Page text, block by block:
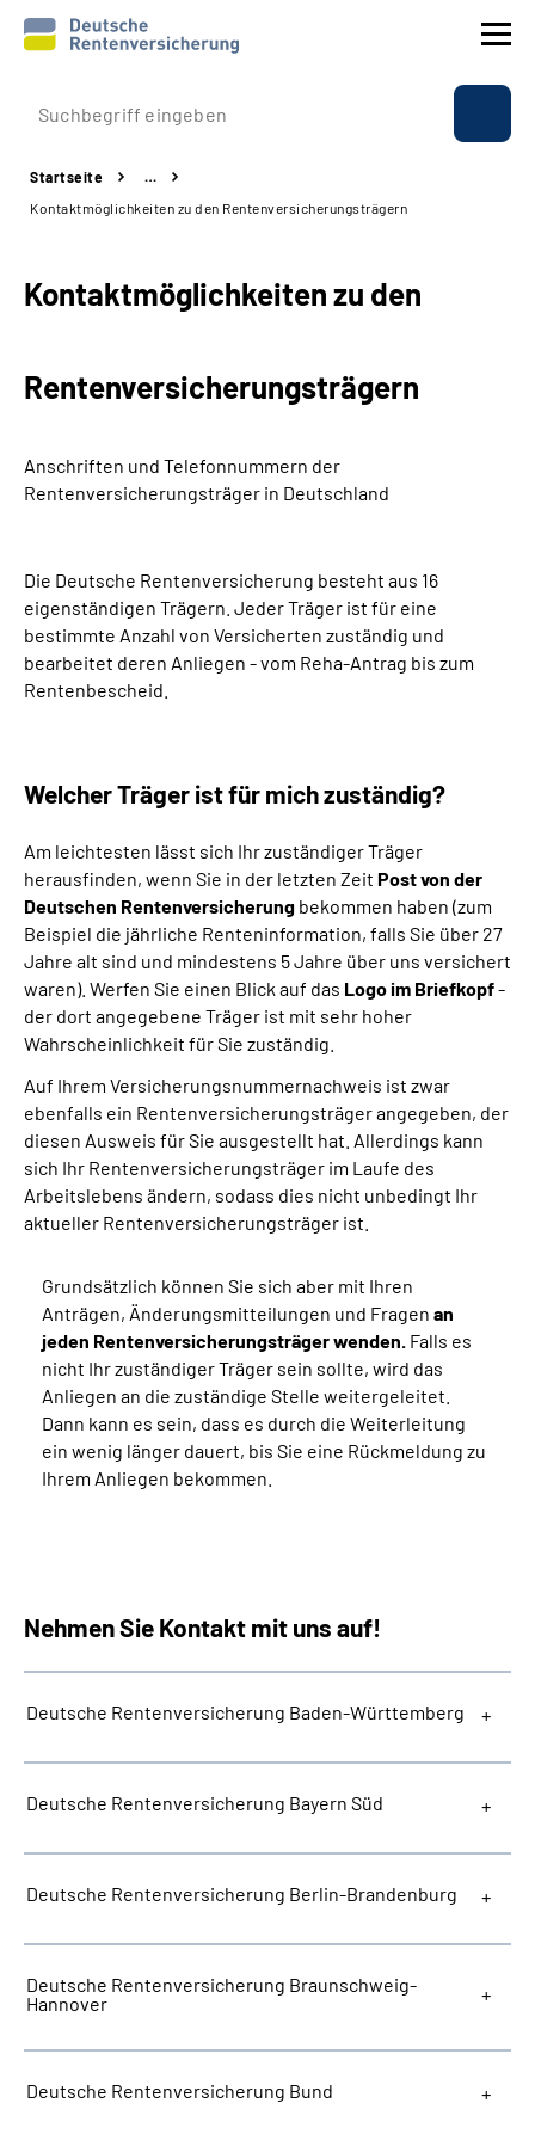
Prävention
Reha
Experten
Über uns & Presse
Suche
Language
Leichte Sprache
Mein Kundenportal
Startseite
…
Kontaktmöglichkeiten zu den Rentenversicherungsträgern
Kontaktmöglichkeiten zu den
Rentenversicherungsträgern
Anschriften und Telefonnummern der
Rentenversicherungsträger in Deutschland
Die Deutsche Rentenversicherung besteht aus 16
eigenständigen Trägern. Jeder Träger ist für eine
bestimmte Anzahl von Versicherten zuständig und
bearbeitet deren Anliegen - vom Reha-Antrag bis zum
Rentenbescheid.
Welcher Träger ist für mich zuständig?
Am leichtesten lässt sich Ihr zuständiger Träger
herausfinden, wenn Sie in der letzten Zeit Post von der
Deutschen Rentenversicherung bekommen haben (zum
Beispiel die jährliche Renteninformation, falls Sie über 27
Jahre alt sind und mindestens 5 Jahre über uns versichert
waren). Werfen Sie einen Blick auf das Logo im Briefkopf-
der dort angegebene Träger ist mit sehr hoher
Wahrscheinlichkeit für Sie zuständig.
Auf Ihrem Versicherungsnummernachweis ist zwar
ebenfalls ein Rentenversicherungsträger angegeben, der
diesen Ausweis für Sie ausgestellt hat. Allerdings kann
sich Ihr Rentenversicherungsträger im Laufe des
Arbeitslebens ändern, sodass dies nicht unbedingt Ihr
aktueller Rentenversicherungsträger ist.
Grundsätzlich können Sie sich aber mit Ihren
Anträgen, Änderungsmitteilungen und Fragen an
jeden Rentenversicherungsträger wenden. Falls es
nicht Ihr zuständiger Träger sein sollte, wird das
Anliegen an die zuständige Stelle weitergeleitet.
Dann kann es sein, dass es durch die Weiterleitung
ein wenig länger dauert, bis Sie eine Rückmeldung zu
Ihrem Anliegen bekommen.
Nehmen Sie Kontakt mit uns auf!
Deutsche Rentenversicherung Baden-Württemberg
Deutsche Rentenversicherung Bayern Süd
Deutsche Rentenversicherung Berlin-Brandenburg
Deutsche Rentenversicherung Braunschweig-
Hannover
Deutsche Rentenversicherung Bund